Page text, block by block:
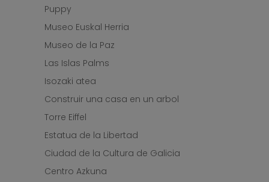
Puppy
Museo Euskal Herria
Museo de la Paz
Las Islas Palms
Isozaki atea
Construir una casa en un arbol
Torre Eiffel
Estatua de la Libertad
Ciudad de la Cultura de Galicia
Centro Azkuna